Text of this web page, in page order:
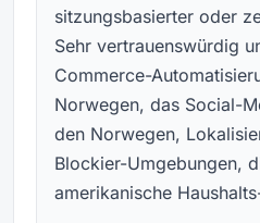
sitzungsbasierter oder
Sehr vertrauenswürdig
Commerce-
Norwegen, das Social-
den Norwegen,
Blockier-Umgebungen,
amerikanische